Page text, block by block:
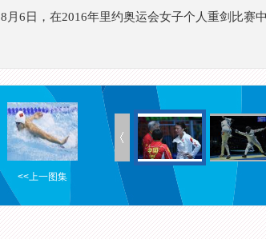
8月6日，在2016年里约奥运会女子个人重剑比赛
<<上一图集